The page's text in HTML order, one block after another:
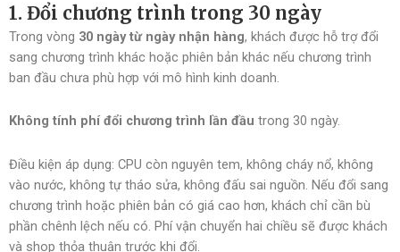
1. Đổi chương trình trong 30 ngày
Trong vòng 30 ngày từ ngày nhận hàng, khách được hỗ trợ đổi
sang chương trình khác hoặc phiên bản khác nếu chương trình
ban đầu chưa phù hợp với mô hình kinh doanh.
Không tính phí đổi chương trình lần đầu trong 30 ngày.
Điều kiện áp dụng: CPU còn nguyên tem, không cháy nổ, không
vào nước, không tự tháo sửa, không đấu sai nguồn. Nếu đổi sang
chương trình hoặc phiên bản có giá cao hơn, khách chỉ cần bù
phần chênh lệch nếu có. Phí vận chuyển hai chiều sẽ được khách
và shop thỏa thuận trước khi đổi.